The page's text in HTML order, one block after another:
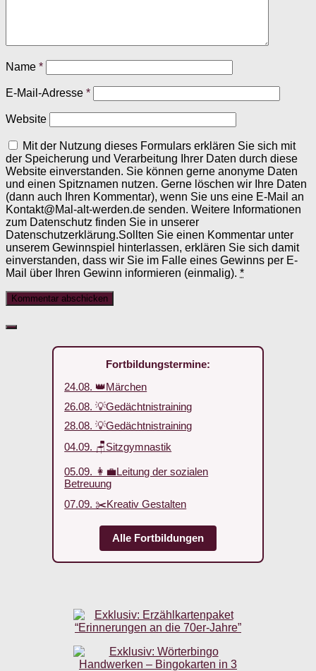
Name *
E-Mail-Adresse *
Website
Mit der Nutzung dieses Formulars erklären Sie sich mit
der Speicherung und Verarbeitung Ihrer Daten durch diese
Website einverstanden. Sie können gerne anonyme Daten
und einen Spitznamen nutzen. Gerne löschen wir Ihre Daten
(dann auch Ihren Kommentar), wenn Sie uns eine E-Mail an
Kontakt@Mal-alt-werden.de senden. Weitere Informationen
zum Datenschutz finden Sie in unserer
Datenschutzerklärung.Sollten Sie einen Kommentar unter
unserem Gewinnspiel hinterlassen, erklären Sie sich damit
einverstanden, dass wir Sie im Falle eines Gewinns per E-
Mail über Ihren Gewinn informieren (einmalig). *
Fortbildungstermine:
24.08. 👑Märchen
26.08. 💡Gedächtnistraining
28.08. 💡Gedächtnistraining
04.09. 🪑Sitzgymnastik
05.09. 👩‍💼Leitung der sozialen
Betreuung
07.09. ✂️Kreativ Gestalten
Alle Fortbildungen